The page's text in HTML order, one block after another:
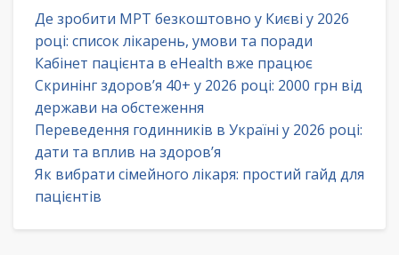
Де зробити МРТ безкоштовно у Києві у 2026
році: список лікарень, умови та поради
Кабінет пацієнта в eHealth вже працює
Скринінг здоров’я 40+ у 2026 році: 2000 грн від
держави на обстеження
Переведення годинників в Україні у 2026 році:
дати та вплив на здоров’я
Як вибрати сімейного лікаря: простий гайд для
пацієнтів